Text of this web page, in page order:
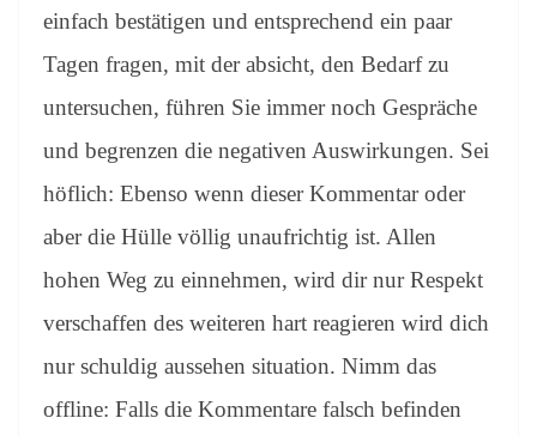
einfach bestätigen und entsprechend ein paar
Tagen fragen, mit der absicht, den Bedarf zu
untersuchen, führen Sie immer noch Gespräche
und begrenzen die negativen Auswirkungen. Sei
höflich: Ebenso wenn dieser Kommentar oder
aber die Hülle völlig unaufrichtig ist. Allen
hohen Weg zu einnehmen, wird dir nur Respekt
verschaffen des weiteren hart reagieren wird dich
nur schuldig aussehen situation. Nimm das
offline: Falls die Kommentare falsch befinden